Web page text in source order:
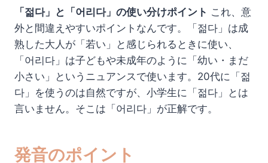
「젊다」と「어리다」の使い分けポイント これ、意
外と間違えやすいポイントなんです。「젊다」は成
熟した大人が「若い」と感じられるときに使い、
「어리다」は子どもや未成年のように「幼い・まだ
小さい」というニュアンスで使います。20代に「젊
다」を使うのは自然ですが、小学生に「젊다」とは
言いません。そこは「어리다」が正解です。
発音のポイント